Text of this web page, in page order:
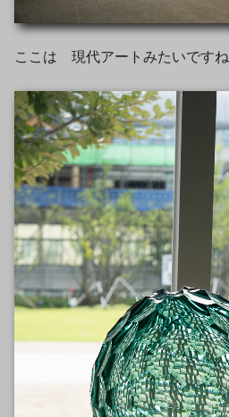
ここは 現代アートみたいですね